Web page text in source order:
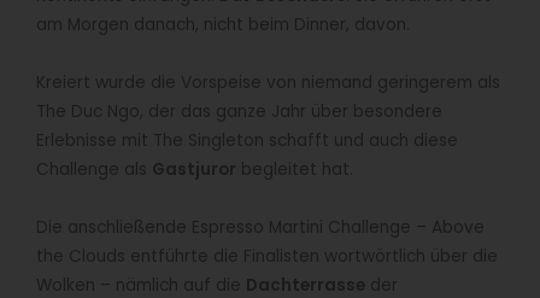
am Morgen danach, nicht beim Dinner, davon.
Kreiert wurde die Vorspeise von niemand geringerem als
The Duc Ngo, der das ganze Jahr über besondere
Erlebnisse mit The Singleton schafft und auch diese
Challenge als Gastjuror begleitet hat.
Die anschließende Espresso Martini Challenge – Above
the Clouds entführte die Finalisten wortwörtlich über die
Wolken – nämlich auf die Dachterrasse der